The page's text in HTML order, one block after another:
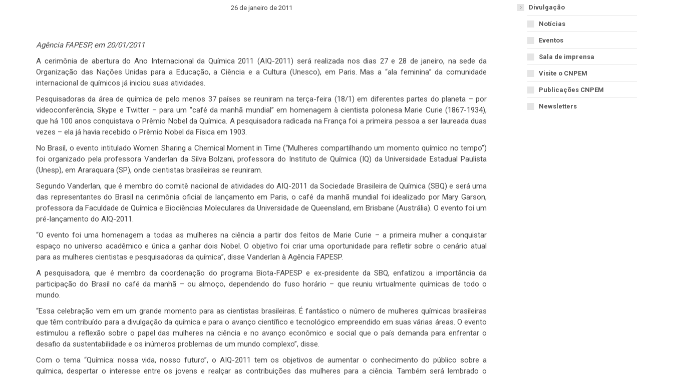
26 de janeiro de 2011
Agência FAPESP, em 20/01/2011
A cerimônia de abertura do Ano Internacional da Química 2011 (AIQ-2011) será realizada nos dias 27 e 28 de janeiro, na sede da
Organização das Nações Unidas para a Educação, a Ciência e a Cultura (Unesco), em Paris. Mas a “ala feminina” da comunidade
internacional de químicos já iniciou suas atividades.
Pesquisadoras da área de química de pelo menos 37 países se reuniram na terça-feira (18/1) em diferentes partes do planeta – por
videoconferência, Skype e Twitter – para um “café da manhã mundial” em homenagem à cientista polonesa Marie Curie (1867-1934),
que há 100 anos conquistava o Prêmio Nobel da Química. A pesquisadora radicada na França foi a primeira pessoa a ser laureada duas
vezes – ela já havia recebido o Prêmio Nobel da Física em 1903.
No Brasil, o evento intitulado Women Sharing a Chemical Moment in Time (“Mulheres compartilhando um momento químico no tempo”)
foi organizado pela professora Vanderlan da Silva Bolzani, professora do Instituto de Química (IQ) da Universidade Estadual Paulista
(Unesp), em Araraquara (SP), onde cientistas brasileiras se reuniram.
Segundo Vanderlan, que é membro do comitê nacional de atividades do AIQ-2011 da Sociedade Brasileira de Química (SBQ) e será uma
das representantes do Brasil na cerimônia oficial de lançamento em Paris, o café da manhã mundial foi idealizado por Mary Garson,
professora da Faculdade de Química e Biociências Moleculares da Universidade de Queensland, em Brisbane (Austrália). O evento foi um
pré-lançamento do AIQ-2011.
“O evento foi uma homenagem a todas as mulheres na ciência a partir dos feitos de Marie Curie – a primeira mulher a conquistar
espaço no universo acadêmico e única a ganhar dois Nobel. O objetivo foi criar uma oportunidade para refletir sobre o cenário atual
para as mulheres cientistas e pesquisadoras da química”, disse Vanderlan à Agência FAPESP.
A pesquisadora, que é membro da coordenação do programa Biota-FAPESP e ex-presidente da SBQ, enfatizou a importância da
participação do Brasil no café da manhã – ou almoço, dependendo do fuso horário – que reuniu virtualmente químicas de todo o
mundo.
“Essa celebração vem em um grande momento para as cientistas brasileiras. É fantástico o número de mulheres químicas brasileiras
que têm contribuído para a divulgação da química e para o avanço científico e tecnológico empreendido em suas várias áreas. O evento
estimulou a reflexão sobre o papel das mulheres na ciência e no avanço econômico e social que o país demanda para enfrentar o
desafio da sustentabilidade e os inúmeros problemas de um mundo complexo”, disse.
Com o tema “Química: nossa vida, nosso futuro”, o AIQ-2011 tem os objetivos de aumentar o conhecimento do público sobre a
química, despertar o interesse entre os jovens e realçar as contribuições das mulheres para a ciência. Também será lembrado o
Divulgação
Notícias
Eventos
Sala de imprensa
Visite o CNPEM
Publicações CNPEM
Newsletters